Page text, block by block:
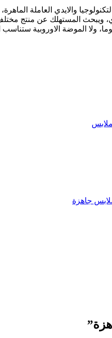
والايدي العاملة
ويبحث المستهلك عن منتج
ولا الموضة الاوروبية
جاهزة
”